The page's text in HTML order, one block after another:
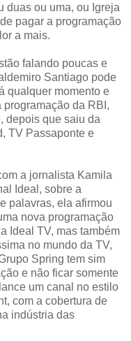
duas ou uma, ou Igreja
pagar a programação
a mais.
falando poucas e
Santiago pode
qualquer momento e
da RBI,
depois que saiu da
TV Passaponte e
a jornalista Kamila
Ideal, sobre a
palavras, ela afirmou
nova programação
Ideal TV, mas também
no mundo da TV,
Spring tem sim
e não ficar somente
um canal no estilo
com a cobertura de
indústria das